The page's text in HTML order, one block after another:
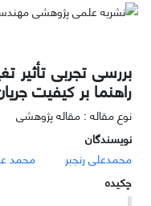
بررسی تجربی تأثیر
راهنما بر کیفیت
نوع مقاله : مقاله پژوهشی
نویسندگان
محمدعلی رنجبر
محمد
چکیده